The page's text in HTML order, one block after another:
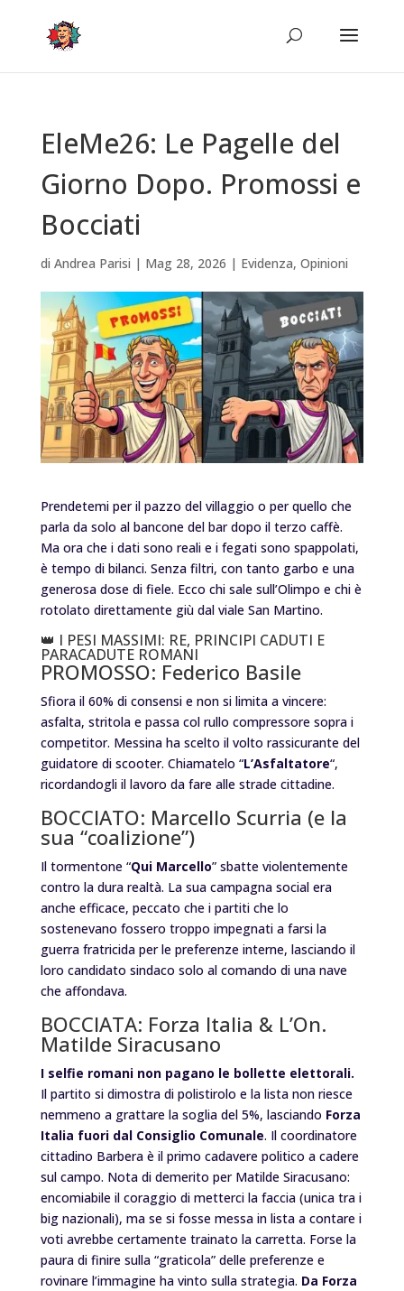
EleMe26: Le Pagelle del
Giorno Dopo. Promossi e
Bocciati
di Andrea Parisi | Mag 28, 2026 | Evidenza, Opinioni
Prendetemi per il pazzo del villaggio o per quello che
parla da solo al bancone del bar dopo il terzo caffè.
Ma ora che i dati sono reali e i fegati sono spappolati,
è tempo di bilanci. Senza filtri, con tanto garbo e una
generosa dose di fiele. Ecco chi sale sull’Olimpo e chi è
rotolato direttamente giù dal viale San Martino.
👑 I PESI MASSIMI: RE, PRINCIPI CADUTI E
PARACADUTE ROMANI
PROMOSSO: Federico Basile
Sfiora il 60% di consensi e non si limita a vincere:
asfalta, stritola e passa col rullo compressore sopra i
competitor. Messina ha scelto il volto rassicurante del
guidatore di scooter. Chiamatelo “L’Asfaltatore“,
ricordandogli il lavoro da fare alle strade cittadine.
BOCCIATO: Marcello Scurria (e la
sua “coalizione”)
Il tormentone “Qui Marcello” sbatte violentemente
contro la dura realtà. La sua campagna social era
anche efficace, peccato che i partiti che lo
sostenevano fossero troppo impegnati a farsi la
guerra fratricida per le preferenze interne, lasciando il
loro candidato sindaco solo al comando di una nave
che affondava.
BOCCIATA: Forza Italia & L’On.
Matilde Siracusano
I selfie romani non pagano le bollette elettorali.
Il partito si dimostra di polistirolo e la lista non riesce
nemmeno a grattare la soglia del 5%, lasciando Forza
Italia fuori dal Consiglio Comunale. Il coordinatore
cittadino Barbera è il primo cadavere politico a cadere
sul campo. Nota di demerito per Matilde Siracusano:
encomiabile il coraggio di metterci la faccia (unica tra i
big nazionali), ma se si fosse messa in lista a contare i
voti avrebbe certamente trainato la carretta. Forse la
paura di finire sulla “graticola” delle preferenze e
rovinare l’immagine ha vinto sulla strategia. Da Forza